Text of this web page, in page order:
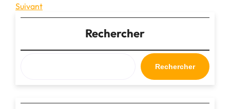
de
précédent
Article
suivant
Suivant
Rechercher
Rechercher